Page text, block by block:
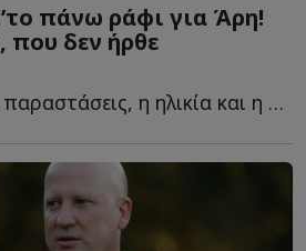
πάνω ράφι για Άρη!
δεν ήρθε
Το βιογραφικό, οι παραστάσεις, η ηλικία και η τελευταία σ...